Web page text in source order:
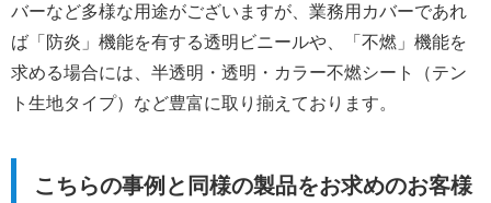
バーなど多様な用途がございますが、業務用カバーであれ
ば「防炎」機能を有する透明ビニールや、「不燃」機能を
求める場合には、半透明・透明・カラー不燃シート（テン
ト生地タイプ）など豊富に取り揃えております。
こちらの事例と同様の製品をお求めのお客様